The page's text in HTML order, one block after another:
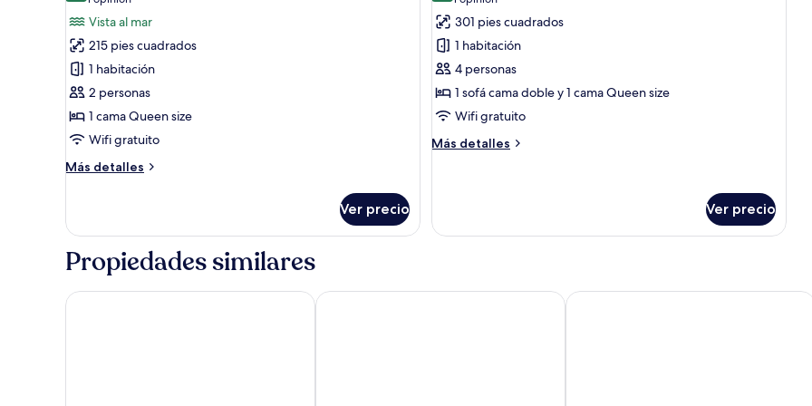
fotos
de
Habitación
doble
estándar,
balcón
opinión)
Vista al mar
215 pies cuadrados
1 habitación
2 personas
1 cama Queen size
Wifi gratuito
Más detalles
Más
doble
balcón
Ver precio
fotos
de
Habitación
familiar
opinión)
301 pies cuadrados
1 habitación
4 personas
1 sofá cama doble y 1 cama Queen size
Wifi gratuito
Más detalles
Más
Ver precio
Propiedades similares
Fretheim Hotel Gudvangen Fjordtell Hotel Aurlandsfjord